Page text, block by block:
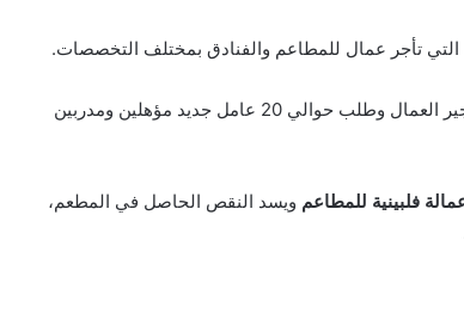
تأجر عمال للمطاعم والفنادق بمختلف التخصصات.
فاتصل السيد أيهم صاحب المطعم بشركة تقدم خدمات تأجير العمال وطلب حوالي 20 عامل جديد مؤهلين ومدربين
فلبينية للمطاعم ويسد النقص الحاصل في المطعم،